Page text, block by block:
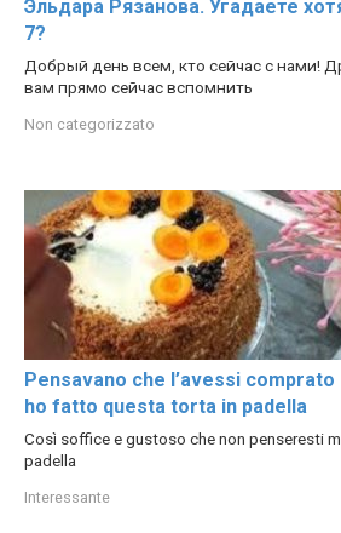
Эльдара Рязанова. Угадаете
7?
Добрый день всем, кто сейчас с нами!
вам прямо сейчас вспомнить
Non categorizzato
Pensavano che l’avessi
ho fatto questa torta in padella
Così soffice e gustoso che non penseresti
padella
Interessante